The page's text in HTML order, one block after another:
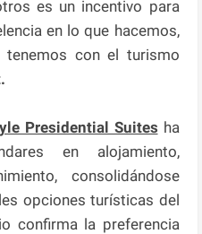
es un incentivo para
en lo que hacemos,
con el turismo
Presidential Suites ha
en alojamiento,
consolidándose
opciones turísticas del
confirma la preferencia